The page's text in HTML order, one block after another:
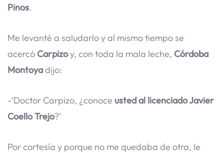
Pinos.
Me levanté a saludarlo y al mismo tiempo se
acercó Carpizoy, con toda la mala leche, Córdoba
Montoyadijo:
-‘Doctor Carpizo, ¿conoce usted al licenciado Javier
Coello Trejo?’
Por cortesía y porque no me quedaba de otra, le